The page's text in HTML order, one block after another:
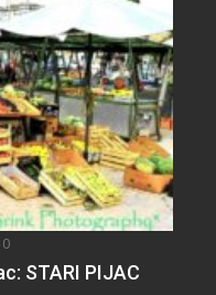
0
STARI PIJAC